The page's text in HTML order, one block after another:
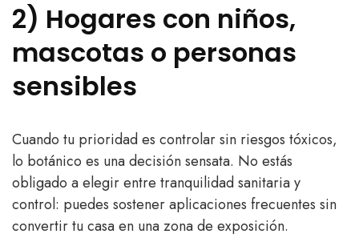
2) Hogares con niños,
mascotas o personas
sensibles
Cuando tu prioridad es controlar sin riesgos tóxicos,
lo botánico es una decisión sensata. No estás
obligado a elegir entre tranquilidad sanitaria y
control: puedes sostener aplicaciones frecuentes sin
convertir tu casa en una zona de exposición.